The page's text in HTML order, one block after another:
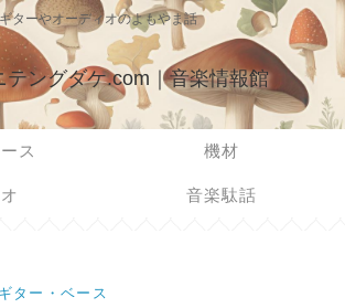
ギターやオーディオのよもやま話
テングダケ.com｜音楽情報館
ス 機材
音楽駄話
ギター・ベース